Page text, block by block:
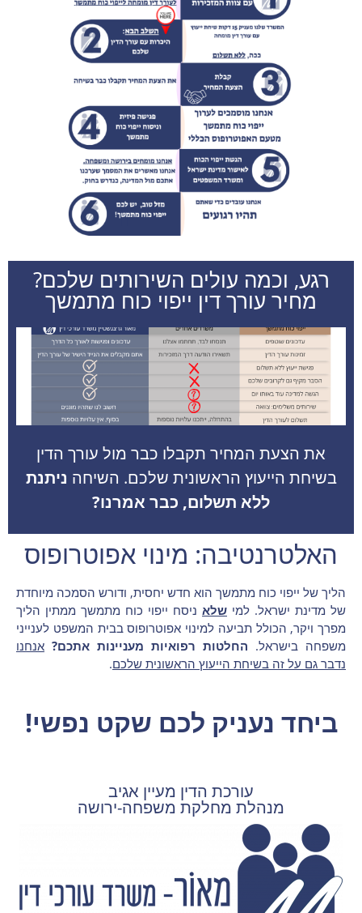
רגע, וכמה עולים השירותים שלכם?
מחיר עורך דין ייפוי כוח מתמשך
את הצעת המחיר תקבלו כבר מול עורך הדין
בשיחת הייעוץ הראשונית שלכם. השיחה ניתנת
ללא תשלום, כבר אמרנו?
האלטרנטיבה: מינוי אפוטרופוס
הליך של ייפוי כוח מתמשך הוא חדש יחסית, ודורש הסמכה מיוחדת
של מדינת ישראל. למי שלא ניסח ייפוי כוח מתמשך ממתין הליך
מפרך ויקר, הכולל תביעה למינוי אפוטרופוס בבית המשפט לענייני
משפחה בישראל. החלטות רפואיות מעניינות אתכם? אנחנו
נדבר גם על זה בשיחת הייעוץ הראשונית שלכם.
ביחד נעניק לכם שקט נפשי!
עורכת הדין מעיין אגיב
מנהלת מחלקת משפחה-ירושה